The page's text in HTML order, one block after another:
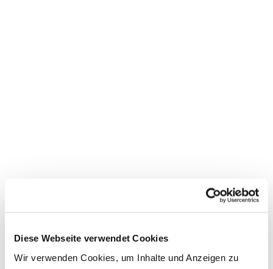
Diese Webseite verwendet Cookies
Wir verwenden Cookies, um Inhalte und Anzeigen zu